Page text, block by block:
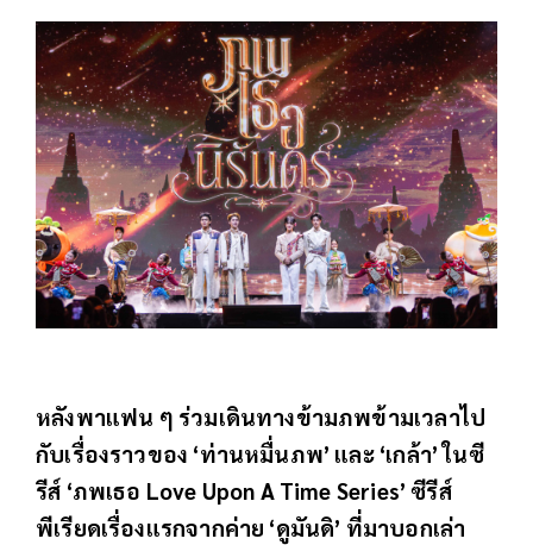
หลังพาแฟน ๆ ร่วมเดินทางข้ามภพข้ามเวลาไป
กับเรื่องราวของ ‘ท่านหมื่นภพ’ และ ‘เกล้า’ ในซี
รีส์ ‘ภพเธอ Love Upon A Time Series’ ซีรีส์
พีเรียดเรื่องแรกจากค่าย ‘ดูมันดิ’ ที่มาบอกเล่า